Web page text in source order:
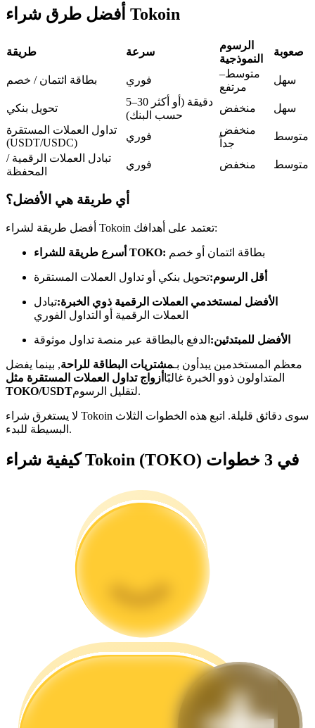
نسخ التداول
انضم إلى أفضل المتداولين
كن متداول نسخ
تحليل البيانات الضخمة بما في ذلك المعلومات التجارية، وما
أفضل طرق شراء Tokoin
طريقة سرعة
الرسوم
النموذجية
صعوبة
بطاقة ائتمان / خصم فوري
متوسط–
مرتفع
سهل
تحويل بنكي
5–30 دقيقة (أو أكثر
حسب البنك)
منخفض
سهل
تداول العملات المستقرة
(USDT/USDC)
فوري
منخفض
جداً
متوسط
تبادل العملات الرقمية /
المحفظة
فوري منخفض متوسط
أي طريقة هي الأفضل؟
أفضل طريقة لشراء Tokoin تعتمد على أهدافك:
أسرع طريقة للشراء TOKO: بطاقة ائتمان أو خصم
أقل الرسوم:تحويل بنكي أو تداول العملات المستقرة
الأفضل لمستخدمي العملات الرقمية ذوي الخبرة:تبادل
العملات الرقمية أو التداول الفوري
الأفضل للمبتدئين: الدفع بالبطاقة عبر منصة تداول موثوقة
معظم المستخدمين يبدأون بـمشتريات البطاقة للراحة, بينما يفضل
المتداولون ذوو الخبرة غالبًا أزواج تداول العملات المستقرة مثل
TOKO/USDT
لتقليل الرسوم.
لا يستغرق شراء Tokoin سوى دقائق قليلة. اتبع هذه الخطوات الثلاث
البسيطة للبدء.
كيفية شراء Tokoin (TOKO) في 3 خطوات